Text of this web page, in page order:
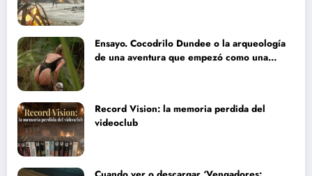
Ensayo. Cocodrilo Dundee o la arqueología
de una aventura que empezó como una
Record Vision: la memoria perdida del
videoclub